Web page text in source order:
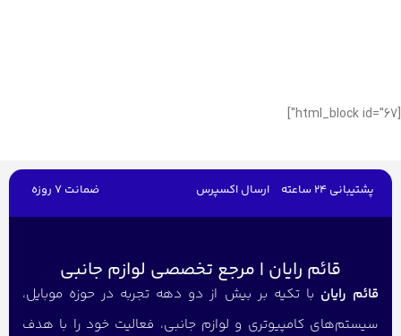
پشتیبانی 24 ساعته ارسال اکسپرس ضمانت 7 روزه
قائم رایان | مرجع تخصصی لوازم جانبی
قائم رایان با تکیه بر بیش از دو دهه تجربه در حوزه موبایل،
سیستم‌های کامپیوتری و لوازم جانبی، فعالیت خود را با هدف